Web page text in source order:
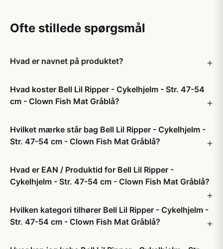
Ofte stillede spørgsmål
Hvad er navnet på produktet?
Hvad koster Bell Lil Ripper - Cykelhjelm - Str. 47-54
cm - Clown Fish Mat Gråblå?
Hvilket mærke står bag Bell Lil Ripper - Cykelhjelm -
Str. 47-54 cm - Clown Fish Mat Gråblå?
Hvad er EAN / Produktid for Bell Lil Ripper -
Cykelhjelm - Str. 47-54 cm - Clown Fish Mat Gråblå?
Hvilken kategori tilhører Bell Lil Ripper - Cykelhjelm -
Str. 47-54 cm - Clown Fish Mat Gråblå?